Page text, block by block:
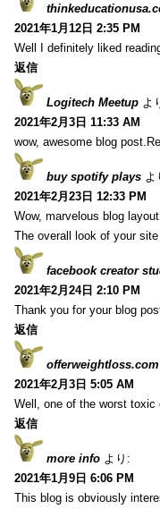
2021年1月12日 2:35 PM
Well I definitely liked
返信
Logitech Meetup よ
2021年2月3日 11:33 AM
wow, awesome blog
buy spotify plays よ
2021年2月23日 12:33 PM
Wow, marvelous blog
The overall look of your
facebook creator
2021年2月24日 2:10 PM
Thank you for your blog
返信
2021年2月3日 5:05 AM
Well, one of the worst toxic
返信
more info より:
2021年1月9日 6:06 PM
This blog is obviously